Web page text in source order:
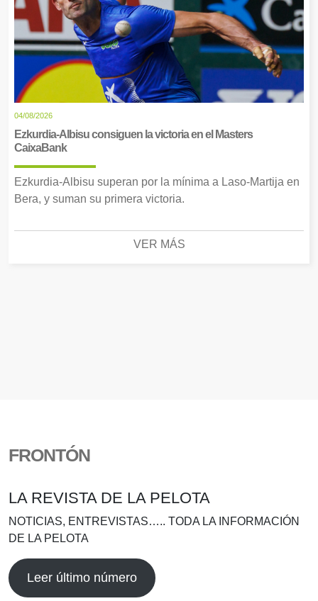
04/08/2026
Ezkurdia-Albisu consiguen la victoria en el Masters
CaixaBank
Ezkurdia-Albisu superan por la mínima a Laso-Martija en
Bera, y suman su primera victoria.
VER MÁS
FRONTÓN
LA REVISTA DE LA PELOTA
NOTICIAS, ENTREVISTAS….. TODA LA INFORMACIÓN
DE LA PELOTA
Leer último número